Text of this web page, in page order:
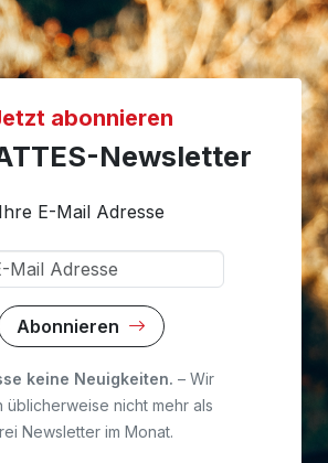
abonnieren
Newsletter
Ihre E-Mail Adresse
Abonnieren
keine Neuigkeiten. – Wir
üblicherweise nicht mehr als
Newsletter im Monat.